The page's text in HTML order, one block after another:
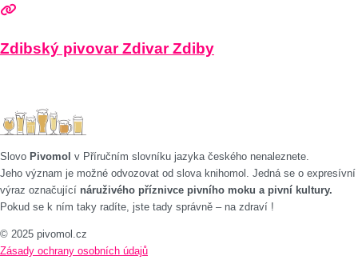
Zdibský pivovar Zdivar Zdiby
Slovo Pivomol v Příručním slovníku jazyka českého nenaleznete.
Jeho význam je možné odvozovat od slova knihomol. Jedná se o expresívní
výraz označující náruživého příznivce pivního moku a pivní kultury.
Pokud se k ním taky radíte, jste tady správně – na zdraví !
© 2025 pivomol.cz
Zásady ochrany osobních údajů